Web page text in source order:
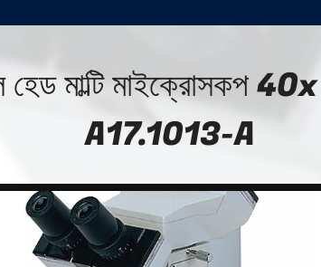
হেড মাল্টি মাইক্রোসকপ
A17.1013-A